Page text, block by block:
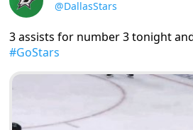
@DallasStars
3 assists for number 3 tonight
#GoStars